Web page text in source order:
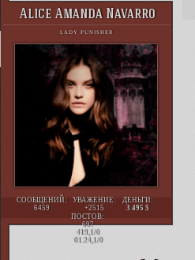
Alice Amanda Navarro
LADY PUNISHER
СООБЩЕНИЙ:
6459
УВАЖЕНИЕ:
+2515
ДЕНЬГИ:
3 495
ПОСТОВ:
697
419,1/0
01.24,1/0